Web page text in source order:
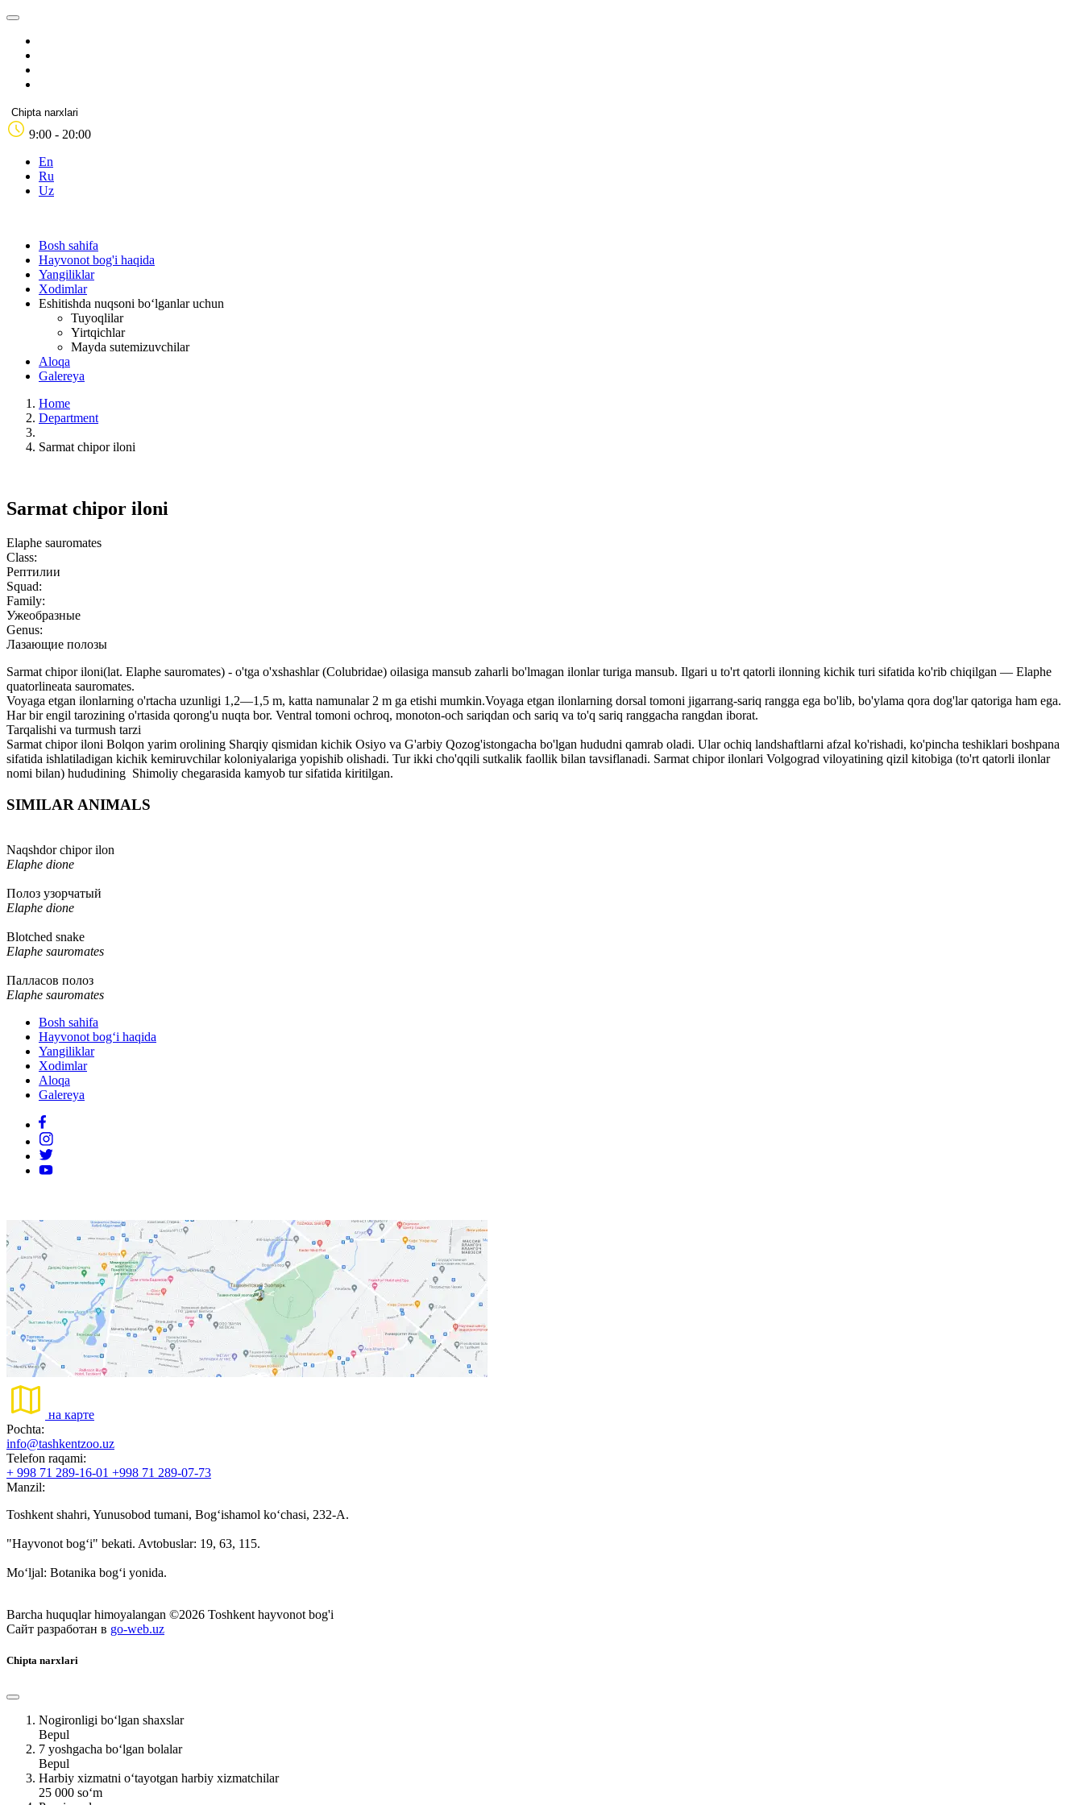
Chipta narxlari
9:00 - 20:00
En
Ru
Uz
Bosh sahifa
Hayvonot bog'i haqida
Yangiliklar
Xodimlar
Eshitishda nuqsoni bo‘lganlar uchun
Tuyoqlilar
Yirtqichlar
Mayda sutemizuvchilar
Aloqa
Galereya
Home
Department
Sarmat chipor iloni
Sarmat chipor iloni
Elaphe sauromates
Class:
Рептилии
Squad:
Family:
Ужеобразные
Genus:
Лазающие полозы
Sarmat chipor iloni(lat. Elaphe sauromates) - o'tga o'xshashlar (Colubridae) oilasiga mansub zaharli bo'lmagan ilonlar turiga mansub. Ilgari u to'rt qatorli ilonning kichik turi sifatida ko'rib chiqilgan — Elaphe
quatorlineata sauromates.
Voyaga etgan ilonlarning o'rtacha uzunligi 1,2—1,5 m, katta namunalar 2 m ga etishi mumkin.Voyaga etgan ilonlarning dorsal tomoni jigarrang-sariq rangga ega bo'lib, bo'ylama qora dog'lar qatoriga ham ega.
Har bir engil tarozining o'rtasida qorong'u nuqta bor. Ventral tomoni ochroq, monoton-och sariqdan och sariq va to'q sariq ranggacha rangdan iborat.
Tarqalishi va turmush tarzi
Sarmat chipor iloni Bolqon yarim orolining Sharqiy qismidan kichik Osiyo va G'arbiy Qozog'istongacha bo'lgan hududni qamrab oladi. Ular ochiq landshaftlarni afzal ko'rishadi, ko'pincha teshiklari boshpana
sifatida ishlatiladigan kichik kemiruvchilar koloniyalariga yopishib olishadi. Tur ikki cho'qqili sutkalik faollik bilan tavsiflanadi. Sarmat chipor ilonlari Volgograd viloyatining qizil kitobiga (to'rt qatorli ilonlar
nomi bilan) hududining Shimoliy chegarasida kamyob tur sifatida kiritilgan.
SIMILAR ANIMALS
Naqshdor chipor ilon
Elaphe dione
Полоз узорчатый
Elaphe dione
Blotched snake
Elaphe sauromates
Палласов полоз
Elaphe sauromates
Bosh sahifa
Hayvonot bog‘i haqida
Yangiliklar
Xodimlar
Aloqa
Galereya
на карте
Pochta:
info@tashkentzoo.uz
Telefon raqami:
+ 998 71 289-16-01 +998 71 289-07-73
Manzil:
Toshkent shahri, Yunusobod tumani, Bog‘ishamol ko‘chasi, 232-A.
"Hayvonot bog‘i" bekati. Avtobuslar: 19, 63, 115.
Mo‘ljal: Botanika bog‘i yonida.
Barcha huquqlar himoyalangan ©2026 Toshkent hayvonot bog'i
Сайт разработан в go-web.uz
Chipta narxlari
Nogironligi bo‘lgan shaxslar
Bepul
7 yoshgacha bo‘lgan bolalar
Bepul
Harbiy xizmatni o‘tayotgan harbiy xizmatchilar
25 000 so‘m